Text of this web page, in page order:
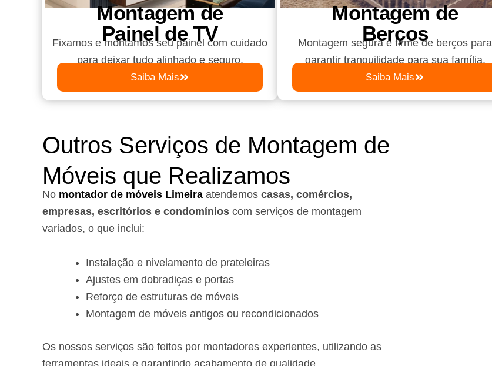
Montagem de
Painel de TV
Fixamos e montamos seu painel com cuidado
para deixar tudo alinhado e seguro.
Saiba Mais
Montagem de
Berços
Montagem segura e firme de berços para
garantir tranquilidade para sua família.
Saiba Mais
Outros Serviços de Montagem de
Móveis que Realizamos
No montador de móveis Limeira atendemos casas, comércios,
empresas, escritórios e condomínios com serviços de montagem
variados, o que inclui:
Instalação e nivelamento de prateleiras
Ajustes em dobradiças e portas
Reforço de estruturas de móveis
Montagem de móveis antigos ou recondicionados
Os nossos serviços são feitos por montadores experientes, utilizando as